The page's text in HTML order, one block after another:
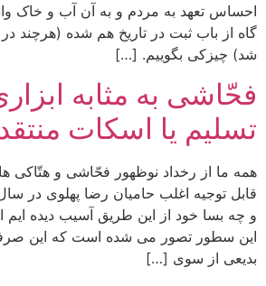
احساس تعهد به مردم و به آن آب و خاک
گاه از باب ثبت در تاریخ هم شده (هرچند در
شد) چیزکی بگوییم. […]
فحّاشی به مثابه
تسلیم یا اسکات
همه ما از رخداد نوظهور فحّاشی و هتّاکی
قابل توجیه اغلب حامیان رضا پهلوی در
و چه بسا خود از این طریق آسیب دیده ایم
این سطور تصور می شده است که این صرفا
بدیعی از سوی […]